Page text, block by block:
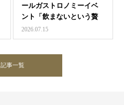
ールガストロノミーイベ
ント「飲まないという贅
沢 ～香りと味覚の館～…
2026.07.15
記事一覧